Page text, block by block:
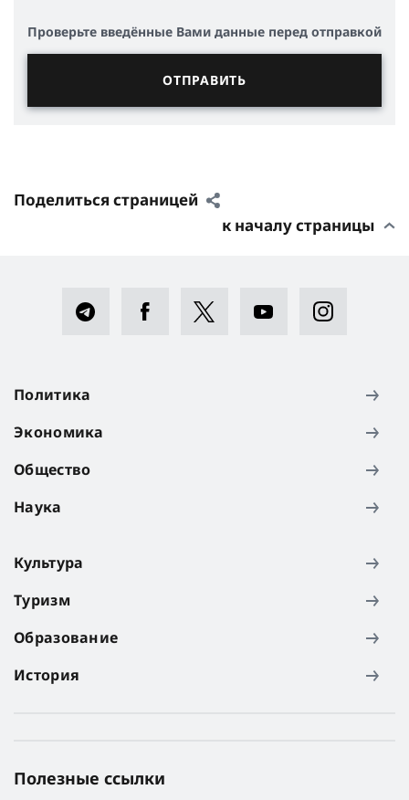
Проверьте введённые Вами данные перед отправкой
Поделиться страницей
к началу страницы
Политика
Экономика
Общество
Наука
Культура
Туризм
Образование
История
Полезные ссылки